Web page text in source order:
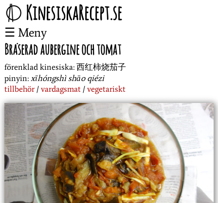
KinesiskaRecept.se
Meny
Bräserad aubergine och tomat
förenklad kinesiska:西红柿烧茄子
pinyin:xīhóngshì shāo qiézi
tillbehör vardagsmat vegetariskt